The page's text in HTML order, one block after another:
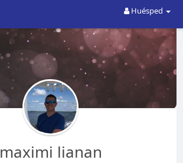
Huésped
maximi lianan